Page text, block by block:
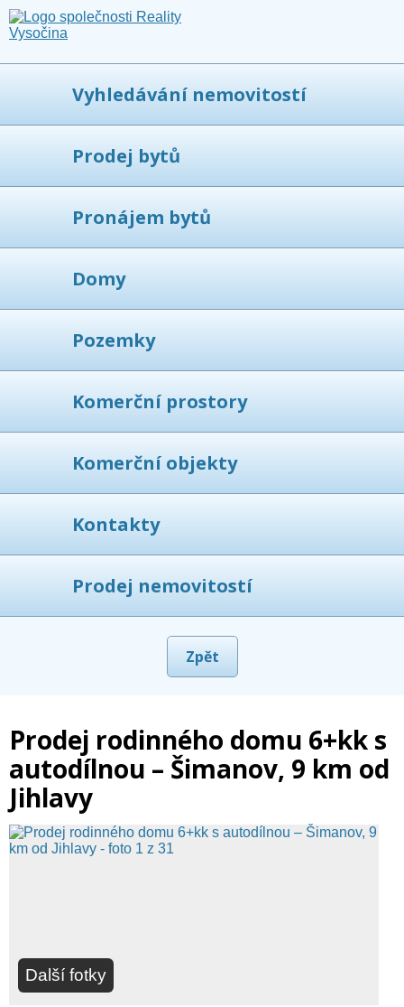
Vyhledávání nemovitostí
Prodej bytů
Pronájem bytů
Domy
Pozemky
Komerční prostory
Komerční objekty
Kontakty
Prodej nemovitostí
Zpět
Prodej rodinného domu 6+kk s
autodílnou – Šimanov, 9 km od
Jihlavy
Další fotky